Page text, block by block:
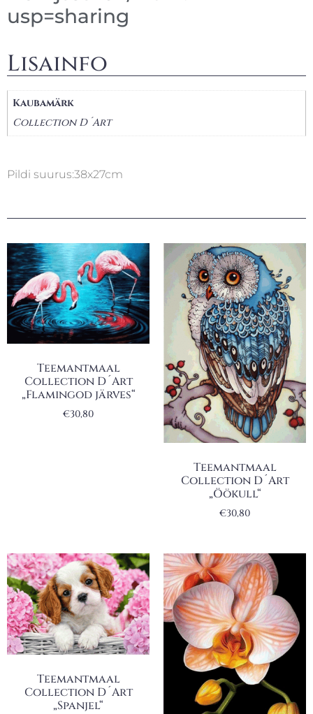
usp=sharing
Lisainfo
Kaubamärk
Collection D´Art
Pildi suurus:38x27cm
Teemantmaal
Collection D´Art
„Flamingod järves“
€30,80
Teemantmaal
Collection D´Art
„Öökull“
€30,80
Teemantmaal
Collection D´Art
„Spanjel“